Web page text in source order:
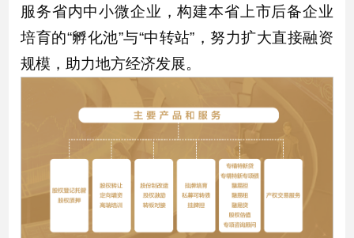
服务省内中小微企业，构建本省上市后备企业
培育的“孵化池”与“中转站”，努力扩大直接融资
规模，助力地方经济发展。